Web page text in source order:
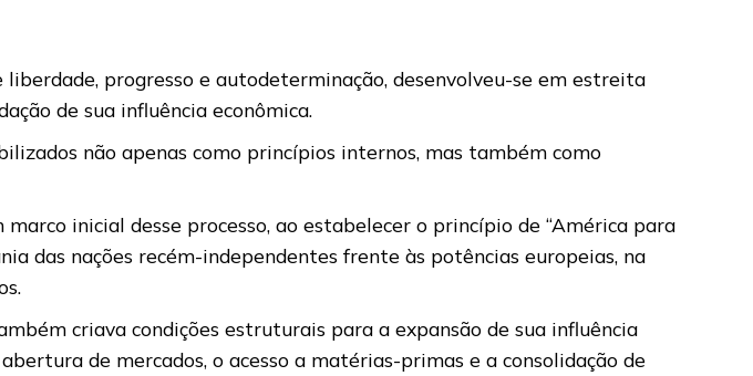
progresso e autodeterminação, desenvolveu-se em estreita
de sua influência econômica.
não apenas como princípios internos, mas também como
inicial desse processo, ao estabelecer o princípio de “América para
das nações recém-independentes frente às potências europeias, na
criava condições estruturais para a expansão de sua influência
de mercados, o acesso a matérias-primas e a consolidação de